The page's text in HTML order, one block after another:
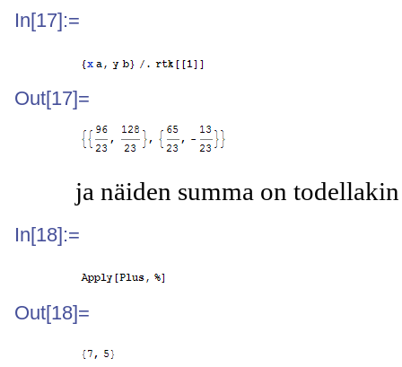
In[17]:=
Out[17]=
ja näiden summa on
In[18]:=
Out[18]=